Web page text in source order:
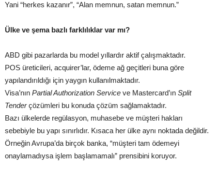
Yani “herkes kazanır”, “Alan memnun, satan memnun.”
Ülke ve şema bazlı farklılıklar var mı?
ABD gibi pazarlarda bu model yıllardır aktif çalışmaktadır.
POS üreticileri, acquirer’lar, ödeme ağ geçitleri buna göre
yapılandırıldığı için yaygın kullanılmaktadır.
Visa’nın Partial Authorization Service ve Mastercard’ın Split
Tenderçözümleri bu konuda çözüm sağlamaktadır.
Bazı ülkelerde regülasyon, muhasebe ve müşteri hakları
sebebiyle bu yapı sınırlıdır. Kısaca her ülke aynı noktada değildir.
Örneğin Avrupa’da birçok banka, “müşteri tam ödemeyi
onaylamadıysa işlem başlamamalı” prensibini koruyor.